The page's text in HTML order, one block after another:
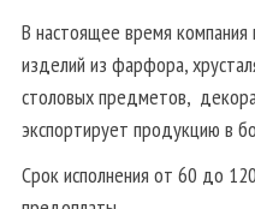
В настоящее время
изделий из фарфора,
столовых предметов,
экспортирует продукцию в
Срок исполнения от 60 до